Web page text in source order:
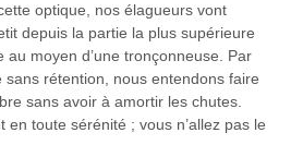
optique, nos élagueurs vont
depuis la partie la plus supérieure
au moyen d’une tronçonneuse. Par
rétention, nous entendons faire
sans avoir à amortir les chutes.
en toute sérénité ; vous n’allez pas le